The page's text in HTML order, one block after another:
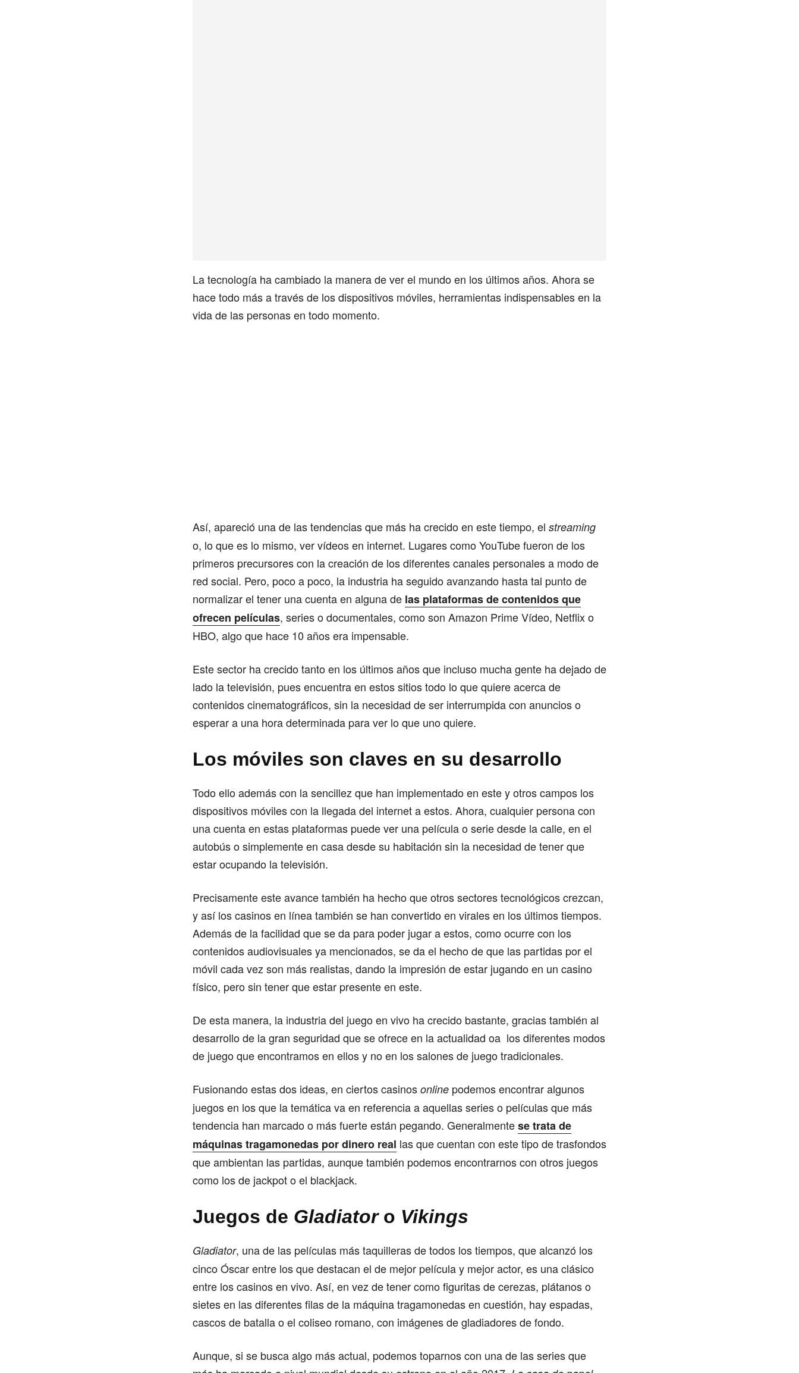
La tecnología ha cambiado la manera de ver el mundo en los últimos años. Ahora se
hace todo más a través de los dispositivos móviles, herramientas indispensables en la
vida de las personas en todo momento.
Así, apareció una de las tendencias que más ha crecido en este tiempo, el streaming
o, lo que es lo mismo, ver vídeos en internet. Lugares como YouTube fueron de los
primeros precursores con la creación de los diferentes canales personales a modo de
red social. Pero, poco a poco, la industria ha seguido avanzando hasta tal punto de
normalizar el tener una cuenta en alguna de las plataformas de contenidos que
ofrecen películas, series o documentales, como son Amazon Prime Vídeo, Netflix o
HBO, algo que hace 10 años era impensable.
Este sector ha crecido tanto en los últimos años que incluso mucha gente ha dejado de
lado la televisión, pues encuentra en estos sitios todo lo que quiere acerca de
contenidos cinematográficos, sin la necesidad de ser interrumpida con anuncios o
esperar a una hora determinada para ver lo que uno quiere.
Los móviles son claves en su desarrollo
Todo ello además con la sencillez que han implementado en este y otros campos los
dispositivos móviles con la llegada del internet a estos. Ahora, cualquier persona con
una cuenta en estas plataformas puede ver una película o serie desde la calle, en el
autobús o simplemente en casa desde su habitación sin la necesidad de tener que
estar ocupando la televisión.
Precisamente este avance también ha hecho que otros sectores tecnológicos crezcan,
y así los casinos en línea también se han convertido en virales en los últimos tiempos.
Además de la facilidad que se da para poder jugar a estos, como ocurre con los
contenidos audiovisuales ya mencionados, se da el hecho de que las partidas por el
móvil cada vez son más realistas, dando la impresión de estar jugando en un casino
físico, pero sin tener que estar presente en este.
De esta manera, la industria del juego en vivo ha crecido bastante, gracias también al
desarrollo de la gran seguridad que se ofrece en la actualidad oa los diferentes modos
de juego que encontramos en ellos y no en los salones de juego tradicionales.
Fusionando estas dos ideas, en ciertos casinos online podemos encontrar algunos
juegos en los que la temática va en referencia a aquellas series o películas que más
tendencia han marcado o más fuerte están pegando. Generalmentese trata de
máquinas tragamonedas por dinero real las que cuentan con este tipo de trasfondos
que ambientan las partidas, aunque también podemos encontrarnos con otros juegos
como los de jackpot o el blackjack.
Juegos de Gladiatoro Vikings
Gladiator, una de las películas más taquilleras de todos los tiempos, que alcanzó los
cinco Óscar entre los que destacan el de mejor película y mejor actor, es una clásico
entre los casinos en vivo. Así, en vez de tener como figuritas de cerezas, plátanos o
sietes en las diferentes filas de la máquina tragamonedas en cuestión, hay espadas,
cascos de batalla o el coliseo romano, con imágenes de gladiadores de fondo.
Aunque, si se busca algo más actual, podemos toparnos con una de las series que